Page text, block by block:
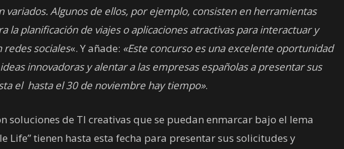
variados. Algunos de ellos, por ejemplo, consisten en herramientas
la planificación de viajes o aplicaciones atractivas para interactuar y
redes sociales«. Y añade: «Este concurso es una excelente oportunidad
innovadoras y alentar a las empresas españolas a presentar sus
el hasta el 30 de noviembre hay tiempo».
soluciones de TI creativas que se puedan enmarcar bajo el lema
Life” tienen hasta esta fecha para presentar sus solicitudes y